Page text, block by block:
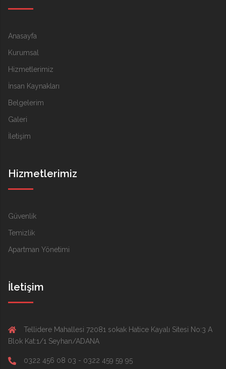
Anasayfa
Kurumsal
Hizmetlerimiz
İnsan Kaynakları
Belgelerim
Galeri
İletişim
Hizmetlerimiz
Güvenlik
Temizlik
Apartman Yönetimi
İletişim
Tellidere Mahallesi 72081 sokak Hatice Kayalı Sitesi No:3 A
Blok Kat:1/1 Seyhan/ADANA
0322 456 08 03 - 0322 459 59 95